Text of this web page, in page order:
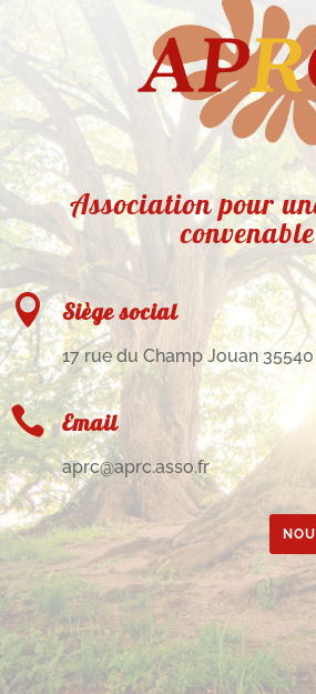
Association pour
convenable
 Siège social
17 rue du Champ Jouan 35540
 Email
aprc@aprc.asso.fr